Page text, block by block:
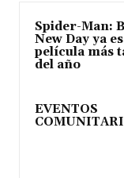
Spider-Man:
New Day ya
película más
del año
EVENTOS